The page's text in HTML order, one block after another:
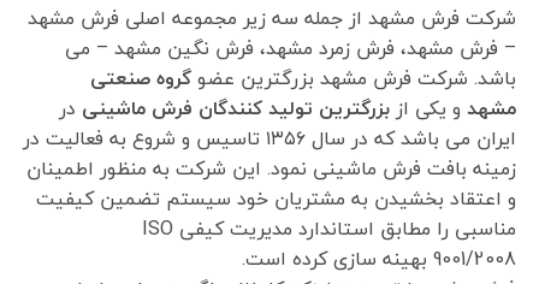
شرکت فرش مشهد از جمله سه زیر مجموعه اصلی فرش مشهد
– فرش مشهد، فرش زمرد مشهد، فرش نگین مشهد – می
باشد. شرکت فرش مشهد بزرگترین عضوگروه صنعتی
مشهدو یکی از بزرگترین تولید کنندگان فرش ماشینی در
ایران می باشد که در سال ۱۳۵۶ تاسیس و شروع به فعالیت در
زمینه بافت فرش ماشینی نمود. این شرکت به منظور اطمینان
و اعتقاد بخشیدن به مشتریان خود سیستم تضمین کیفیت
مناسبی را مطابق استاندارد مدیریت کیفی ISO
9001/2008 بهینه سازی کرده است.